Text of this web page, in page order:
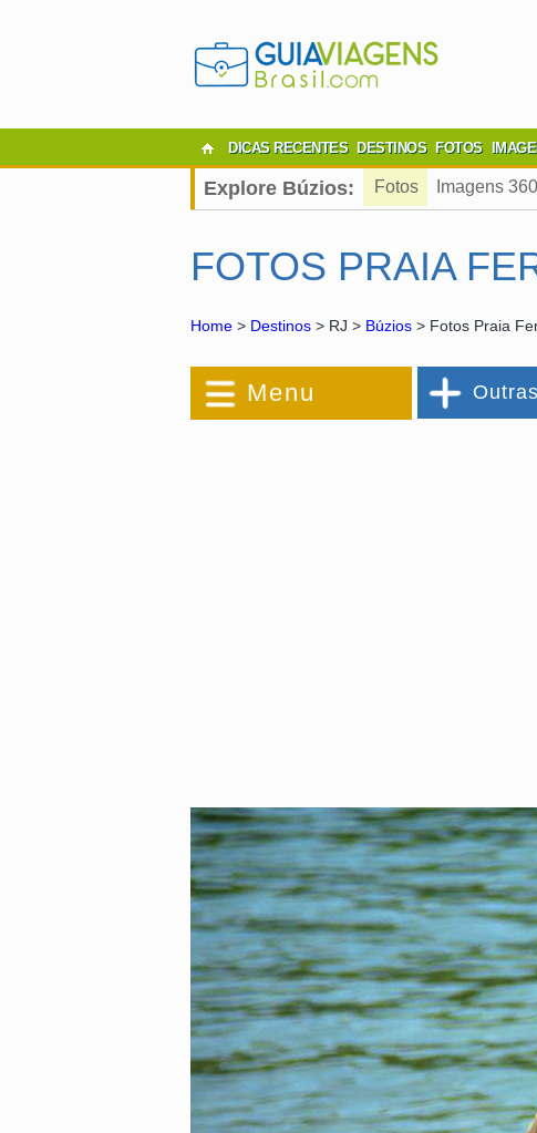
DICAS RECENTES DESTINOS FOTOS
Explore Búzios: Fotos Imagens
FOTOS PRAIA
Home > Destinos > RJ > Búzios > Fotos Praia
Menu